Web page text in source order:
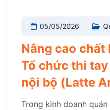
05/05/2026
Nâng cao
Tổ chức thi
nội bộ (Latte
Trong kinh doanh